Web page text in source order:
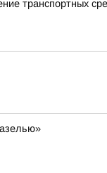
транспортных